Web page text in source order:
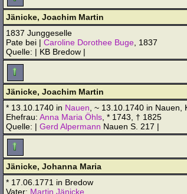
Jänicke, Joachim Martin
1837 Junggeselle
Pate bei | Caroline Dorothee Buge , 1837
Quelle: | KB Bredow |
Jänicke, Joachim Martin
* 13.10.1740 in Nauen , ~ 13.10.1740 in
Ehefrau: Anna Maria Öhls , * 1743, † 1825
Quelle: | Gerd Alpermann Nauen S. 217 |
Jänicke, Johanna Maria
* 17.06.1771 in Bredow
Vater: Martin Jänicke